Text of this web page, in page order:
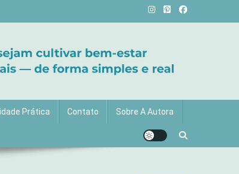
Prática Contato Sobre A Autora